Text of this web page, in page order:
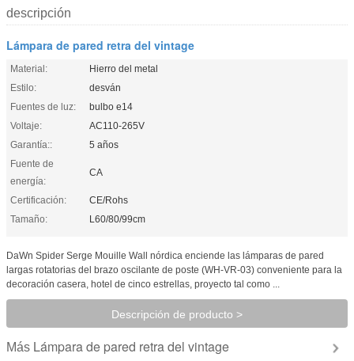
descripción
Lámpara de pared retra del vintage
Material:
Hierro del metal
Estilo:
desván
Fuentes de luz:
bulbo e14
Voltaje:
AC110-265V
Garantía::
5 años
Fuente de
energía:
CA
Certificación:
CE/Rohs
Tamaño:
L60/80/99cm
DaWn Spider Serge Mouille Wall nórdica enciende las lámparas de pared
largas rotatorias del brazo oscilante de poste (WH-VR-03) conveniente para la
decoración casera, hotel de cinco estrellas, proyecto tal como ...
Descripción de producto >
Más Lámpara de pared retra del vintage